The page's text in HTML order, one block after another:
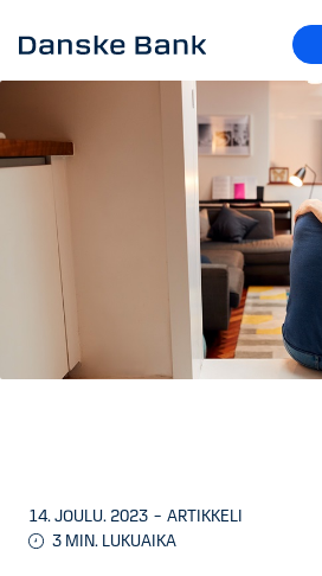
14. JOULU. 2023 – ARTIKKELI
3 MIN. LUKUAIKA